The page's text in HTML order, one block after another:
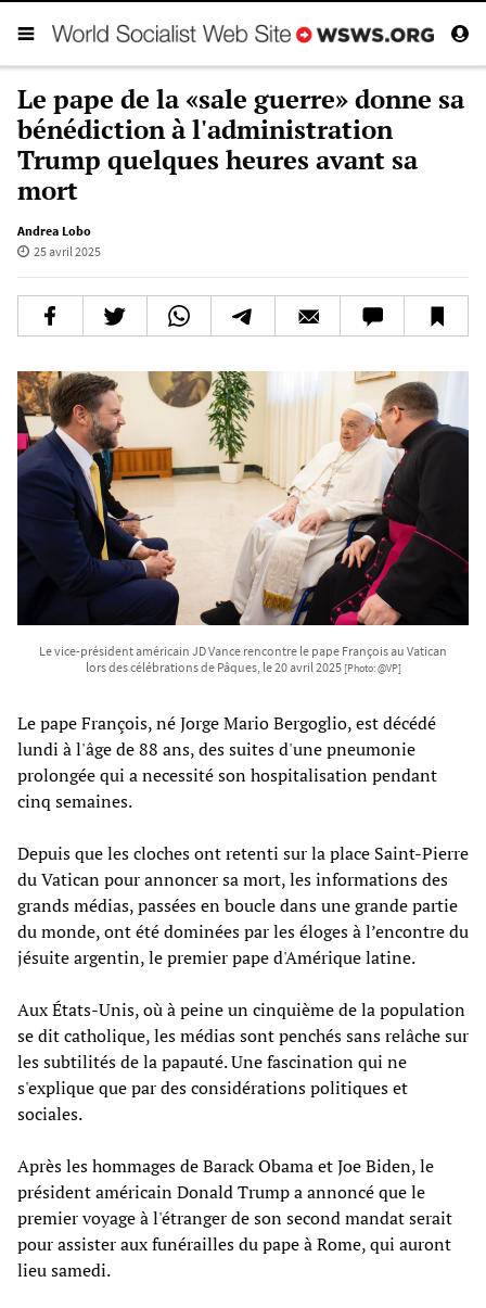
Le pape de la «sale guerre» donne sa
bénédiction à l'administration
Trump quelques heures avant sa
mort
Andrea Lobo
25 avril 2025
Le vice-président américain JD Vance rencontre le pape François au Vatican
lors des célébrations de Pâques, le 20 avril 2025 [Photo: @VP]
Le pape François, né Jorge Mario Bergoglio, est décédé
lundi à l'âge de 88 ans, des suites d'une pneumonie
prolongée qui a necessité son hospitalisation pendant
cinq semaines.
Depuis que les cloches ont retenti sur la place Saint-Pierre
du Vatican pour annoncer sa mort, les informations des
grands médias, passées en boucle dans une grande partie
du monde, ont été dominées par les éloges à l’encontre du
jésuite argentin, le premier pape d'Amérique latine.
Aux États-Unis, où à peine un cinquième de la population
se dit catholique, les médias sont penchés sans relâche sur
les subtilités de la papauté. Une fascination qui ne
s'explique que par des considérations politiques et
sociales.
Après les hommages de Barack Obama et Joe Biden, le
président américain Donald Trump a annoncé que le
premier voyage à l'étranger de son second mandat serait
pour assister aux funérailles du pape à Rome, qui auront
lieu samedi.